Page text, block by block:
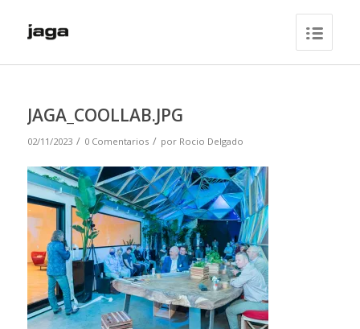
JAGA_COOLLAB.JPG
02/11/2023 / 0 Comentarios / por Rocio Delgado